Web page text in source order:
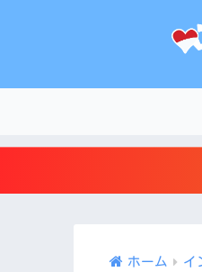
ホーム イ